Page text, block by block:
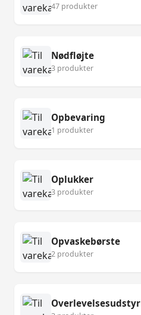
47 produkter
Nødfløjte
3 produkter
Opbevaring
1 produkter
Oplukker
3 produkter
Opvaskebørste
2 produkter
Overlevelsesudstyr